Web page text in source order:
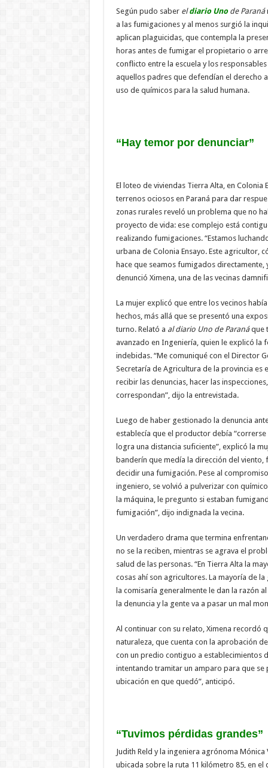
Según pudo saber eldiario Unode Paraná
a las fumigaciones y al menos surgió la
aplican plaguicidas, que contempla la
horas antes de fumigar el propietario o
conflicto entre la escuela y los
aquellos padres que defendían el derecho
uso de químicos para la salud humana.
“Hay temor por denunciar”
El loteo de viviendas Tierra Alta, en
terrenos ociosos en Paraná para dar
zonas rurales reveló un problema que no
proyecto de vida: ese complejo está
realizando fumigaciones. “Estamos
urbana de Colonia Ensayo. Este agricultor,
hace que seamos fumigados directamente,
denunció Ximena, una de las vecinas
La mujer explicó que entre los vecinos
hechos, más allá que se presentó una
turno. Relató a al diario Uno de Paranáque
avanzado en Ingeniería, quien le explicó la
indebidas. “Me comuniqué con el Director
Secretaría de Agricultura de la provincia es
recibir las denuncias, hacer las
correspondan”, dijo la entrevistada.
Luego de haber gestionado la denuncia
establecía que el productor debía
logra una distancia suficiente”, explicó la
banderín que medía la dirección del
decidir una fumigación. Pese al
ingeniero, se volvió a pulverizar con
la máquina, le pregunto si estaban
fumigación”, dijo indignada la vecina.
Un verdadero drama que termina
no se la reciben, mientras se agrava el
salud de las personas. “En Tierra Alta la
cosas ahí son agricultores. La mayoría de
la comisaría generalmente le dan la razón
la denuncia y la gente va a pasar un mal
Al continuar con su relato, Ximena
naturaleza, que cuenta con la aprobación
con un predio contiguo a establecimientos
intentando tramitar un amparo para que
ubicación en que quedó”, anticipó.
“Tuvimos pérdidas grandes”
Judith Reld y la ingeniera agrónoma
ubicada sobre la ruta 11 kilómetro 85, en